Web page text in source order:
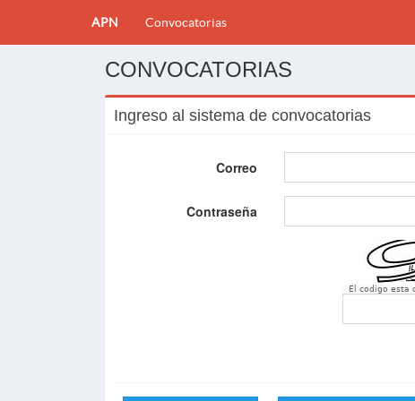
APN Convocatorias
CONVOCATORIAS
Ingreso al sistema de convocatorias
Correo
Contraseña
El codigo esta